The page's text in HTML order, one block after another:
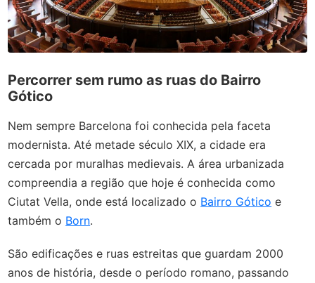
Percorrer sem rumo as ruas do Bairro
Gótico
Nem sempre Barcelona foi conhecida pela faceta
modernista. Até metade século XIX, a cidade era
cercada por muralhas medievais. A área urbanizada
compreendia a região que hoje é conhecida como
Ciutat Vella, onde está localizado o Bairro Gótico e
também o Born.
São edificações e ruas estreitas que guardam 2000
anos de história, desde o período romano, passando